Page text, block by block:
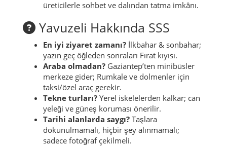
üreticilerle sohbet ve dalından tatma imkânı.
Yavuzeli Hakkında SSS
En iyi ziyaret zamanı? İlkbahar & sonbahar;
yazın geç öğleden sonraları Fırat kıyısı.
Araba olmadan? Gaziantep’ten minibüsler
merkeze gider; Rumkale ve dolmenler için
taksi/özel araç gerekir.
Tekne turları? Yerel iskelelerden kalkar; can
yeleği ve güneş koruması önerilir.
Tarihi alanlarda saygı? Taşlara
dokunulmamalı, hiçbir şey alınmamalı;
sadece fotoğraf çekilmeli.